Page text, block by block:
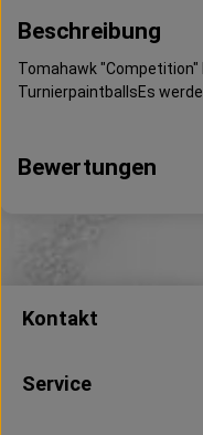
Beschreibung
Tomahawk
TurnierpaintballsEs
Bewertungen
Kontakt
Service